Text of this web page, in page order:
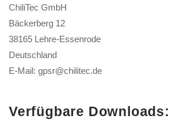
ChiliTec GmbH
Bäckerberg 12
38165 Lehre-Essenrode
Deutschland
E-Mail: gpsr@chilitec.de
Verfügbare Downloads: